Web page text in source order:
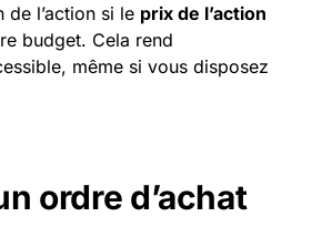
l’action si le prix de l’action
budget. Cela rend
même si vous disposez
ordre d’achat